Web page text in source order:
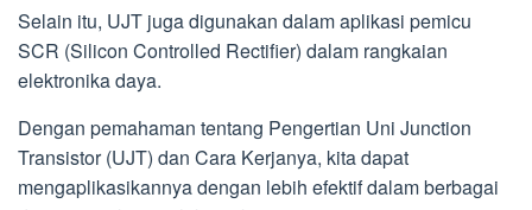
Selain itu, UJT juga digunakan dalam aplikasi pemicu
SCR (Silicon Controlled Rectifier) dalam rangkaian
elektronika daya.
Dengan pemahaman tentang Pengertian Uni Junction
Transistor (UJT) dan Cara Kerjanya, kita dapat
mengaplikasikannya dengan lebih efektif dalam berbagai